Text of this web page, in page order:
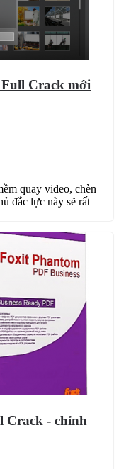
Crack mới
quay video, chèn
đắc lực này sẽ rất
Crack - chỉnh